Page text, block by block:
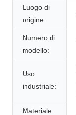
Luogo di
origine:
Numero di
modello:
Uso
industriale:
Materiale